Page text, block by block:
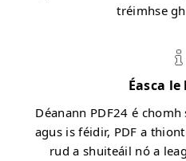
tréimhse
Éasca
Déanann PDF24 é
agus is féidir, PDF a
rud a shuiteáil nó a